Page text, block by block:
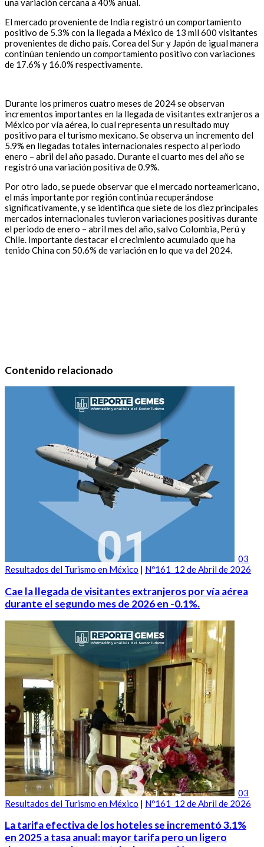
una variación cercana a 40% anual.
El mercado proveniente de India registró un comportamiento
positivo de 5.3% con la llegada a México de 13 mil 600 visitantes
provenientes de dicho país. Corea del Sur y Japón de igual manera
continúan teniendo un comportamiento positivo con variaciones
de 17.6% y 16.0% respectivamente.
Durante los primeros cuatro meses de 2024 se observan
incrementos importantes en la llegada de visitantes extranjeros a
México por vía aérea, lo cual representa un resultado muy
positivo para el turismo mexicano. Se observa un incremento del
5.9% en llegadas totales internacionales respecto al periodo
enero – abril del año pasado. Durante el cuarto mes del año se
registró una variación positiva de 0.9%.
Por otro lado, se puede observar que el mercado norteamericano,
el más importante por región continúa recuperándose
significativamente, y se identifica que siete de los diez principales
mercados internacionales tuvieron variaciones positivas durante
el periodo de enero – abril mes del año, salvo Colombia, Perú y
Chile. Importante destacar el crecimiento acumulado que ha
tenido China con 50.6% de variación en lo que va del 2024.
Contenido relacionado
03
Resultados del Turismo en México | Nº161_12 de Abril de 2026
Cae la llegada de visitantes extranjeros por vía aérea
durante el segundo mes de 2026 en -0.1%.
03
Resultados del Turismo en México | Nº161_12 de Abril de 2026
La tarifa efectiva de los hoteles se incrementó 3.1%
en 2025 a tasa anual: mayor tarifa pero un ligero